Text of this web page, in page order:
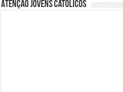
Atenção Jovens Católicos